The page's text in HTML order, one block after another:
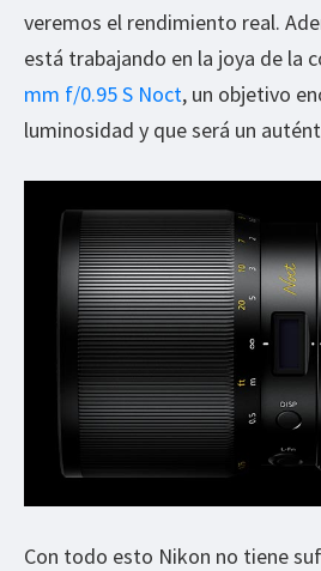
veremos el rendimiento real.
está trabajando en la joya de la
mm f/0.95 S Noct, un objetivo
luminosidad y que será un
Con todo esto Nikon no tiene